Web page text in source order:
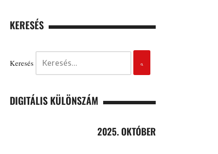
KERESÉS
Keresés
DIGITÁLIS KÜLÖNSZÁM
2025. OKTÓBER